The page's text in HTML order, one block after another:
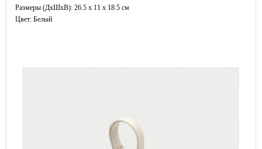
Размеры (ДxШхВ): 26.5 x 11 x 18.5 см
Цвет: Белый